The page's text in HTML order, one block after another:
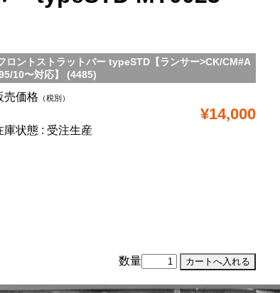
ロントストラットバー typeSTD【ランサー>CK/CM#A
10〜対応】 (4485)
売価格 （税別）
¥14,000
庫状態 : 受注生産
数量